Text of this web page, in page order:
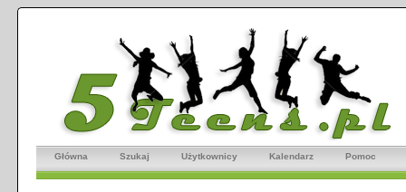
Główna Szukaj Użytkownicy Kalendarz Pomoc